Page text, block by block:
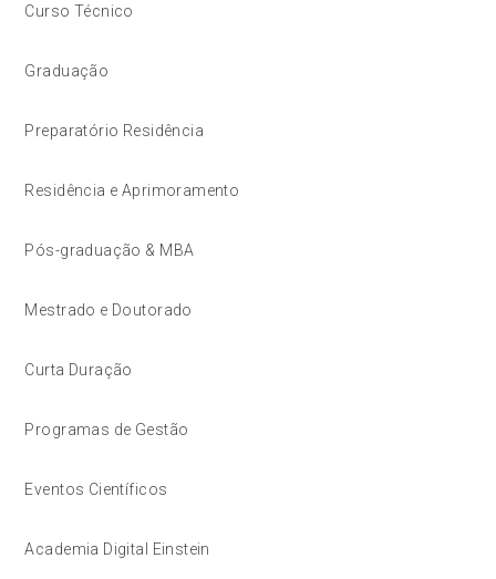
Curso Técnico
Graduação
Preparatório Residência
Residência e Aprimoramento
Pós-graduação & MBA
Mestrado e Doutorado
Curta Duração
Programas de Gestão
Eventos Científicos
Academia Digital Einstein